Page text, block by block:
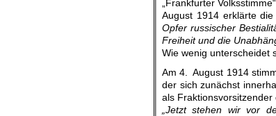
„Frankfurter
August 1914 erklärte die
Opfer russischer
Freiheit und die
Wie wenig unterscheidet
Am 4. August 1914
der sich zunächst
als
„Jetzt stehen wir vor